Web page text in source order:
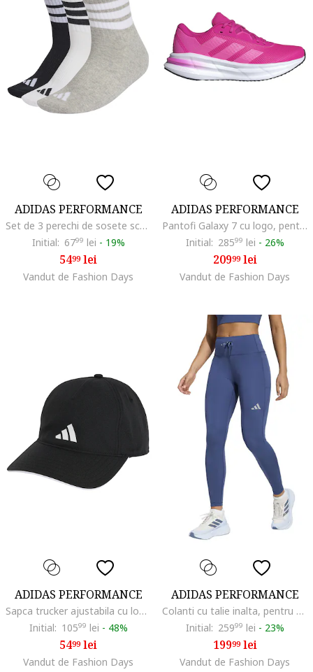
ADIDAS PERFORMANCE
Set de 3 perechi de sosete scurte, Alb/Negru/Gri melange
Initial: 6799 lei - 19%
5499lei
Vandut de Fashion Days
ADIDAS PERFORMANCE
Pantofi Galaxy 7 cu logo, pentru alergare, Roz deschis/Roz aprins
Initial: 28599 lei - 26%
20999lei
Vandut de Fashion Days
ADIDAS PERFORMANCE
Sapca trucker ajustabila cu logo pentru fitness, Alb/Negru
Initial: 10599 lei - 48%
5499lei
Vandut de Fashion Days
ADIDAS PERFORMANCE
Colanti cu talie inalta, pentru alergare Essentials, Albastru prafuit
Initial: 25999 lei - 23%
19999lei
Vandut de Fashion Days